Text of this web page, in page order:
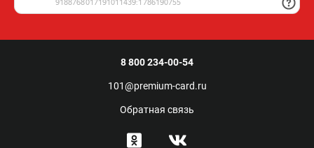
8 800 234-00-54
101@premium-card.ru
Обратная связь